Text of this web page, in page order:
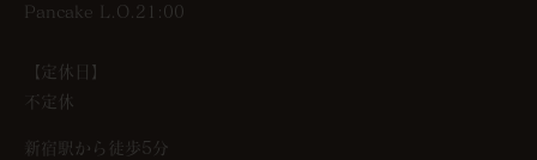
Pancake L.O.21:00
【定休日】
不定休
新宿駅から徒歩5分